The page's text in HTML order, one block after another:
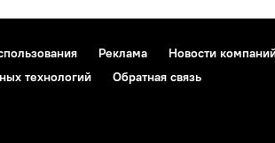
Реклама Новости
технологий
Обратная связь